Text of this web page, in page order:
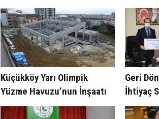
Küçükköy Yarı Olimpik
Yüzme Havuzu’nun İnşaatı
Hızla Yükseliyor
Geri
İhtiyaç
Yüzünü